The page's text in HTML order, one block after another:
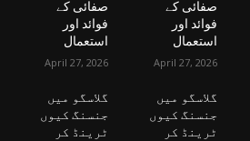
صفائی کے
فوائد اور
استعمال
April 27, 2026
گلاسگو میں
جنسنگ کیوں
ٹرینڈ کر
صفائی کے
فوائد اور
استعمال
April 27, 2026
گلاسگو میں
جنسنگ کیوں
ٹرینڈ کر